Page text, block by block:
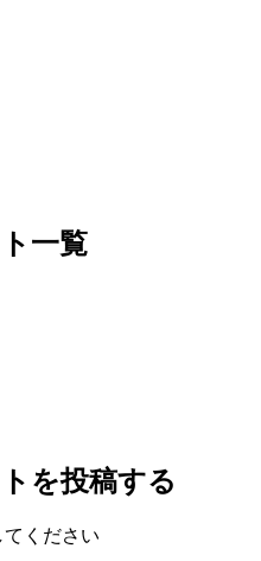
一覧
を投稿する
ください